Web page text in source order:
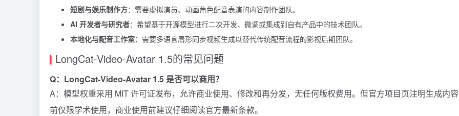
短剧与娱乐制作方：需要虚拟演员、动画角色配音表演的内容制作团队。
AI 开发者与研究者：希望基于开源模型进行二次开发、微调或集成到自有产品中的技术团队。
本地化与配音工作室：需要多语言唇形同步视频生成以替代传统配音流程的影视后期团队。
LongCat-Video-Avatar 1.5的常见问题
Q：LongCat-Video-Avatar 1.5 是否可以商用？
A：模型权重采用 MIT 许可证发布，允许商业使用、修改和再分发，无任何版权费用。但官方项目页注明生成内
前仅限学术使用，商业使用前建议仔细阅读官方最新条款。